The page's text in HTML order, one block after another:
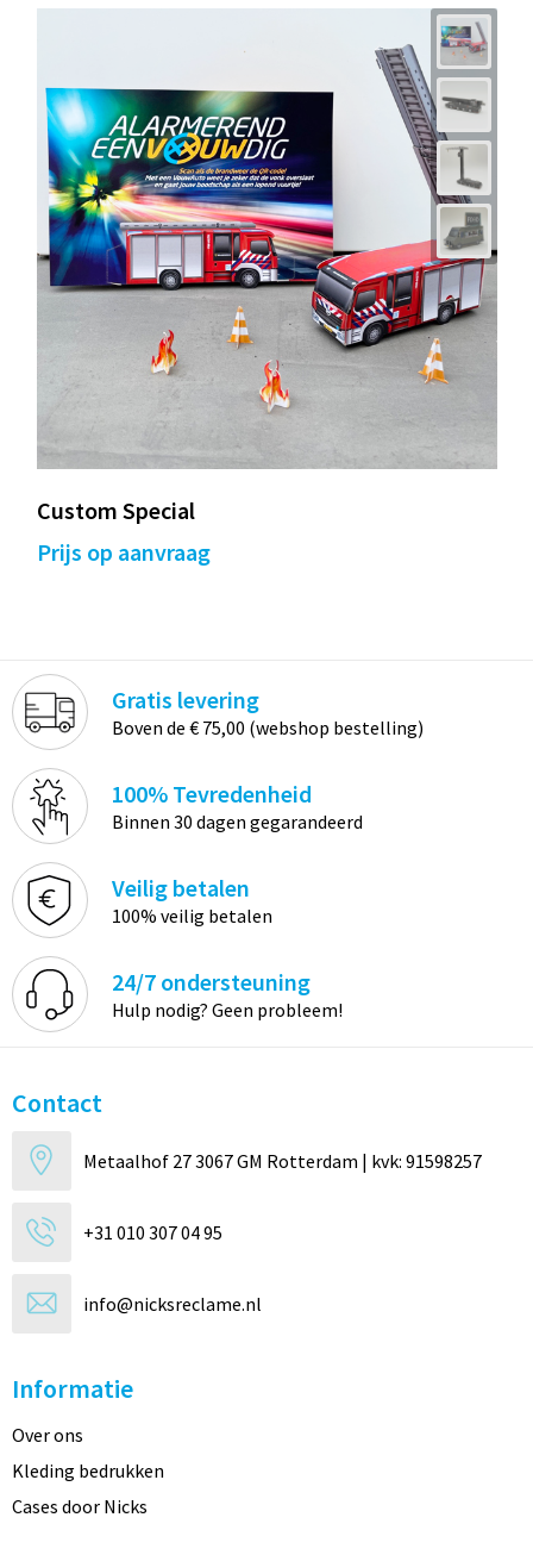
Custom Special
Prijs op aanvraag
Gratis levering
Boven de € 75,00 (webshop bestelling)
100% Tevredenheid
Binnen 30 dagen gegarandeerd
Veilig betalen
100% veilig betalen
24/7 ondersteuning
Hulp nodig? Geen probleem!
Contact
Metaalhof 27 3067 GM Rotterdam | kvk: 91598257
+31 010 307 04 95
info@nicksreclame.nl
Informatie
Over ons
Kleding bedrukken
Cases door Nicks